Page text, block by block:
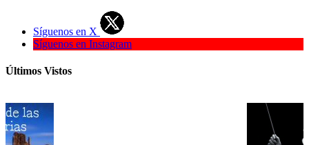
Síguenos en X
Síguenos en Instagram
Últimos Vistos